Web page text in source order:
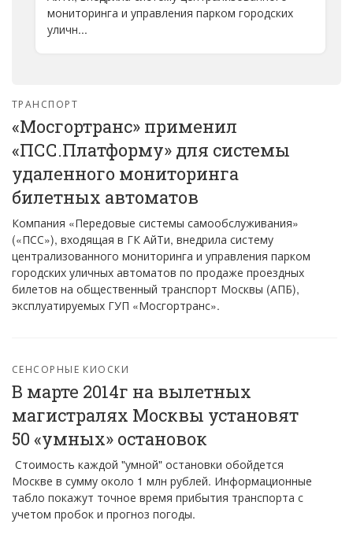
мониторинга и управления парком городских
уличн...
ТРАНСПОРТ
«Мосгортранс» применил
«ПСС.Платформу» для системы
удаленного мониторинга
билетных автоматов
Компания «Передовые системы самообслуживания»
(«ПСС»), входящая в ГК АйТи, внедрила систему
централизованного мониторинга и управления парком
городских уличных автоматов по продаже проездных
билетов на общественный транспорт Москвы (АПБ),
эксплуатируемых ГУП «Мосгортранс».
СЕНСОРНЫЕ КИОСКИ
В марте 2014г на вылетных
магистралях Москвы установят
50 «умных» остановок
Стоимость каждой "умной" остановки обойдется
Москве в сумму около 1 млн рублей. Информационные
табло покажут точное время прибытия транспорта с
учетом пробок и прогноз погоды.